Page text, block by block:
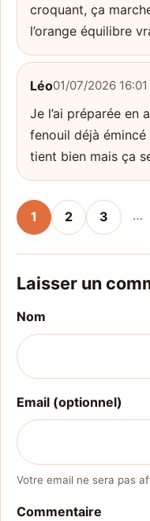
croquant, ça
l’orange équilibre
Léo01/07/2026 16:01
Je l’ai préparée en
fenouil déjà
tient bien mais ça
1 2 3 …
Laisser un
Nom
Email (optionnel)
Votre email ne sera pas
Commentaire